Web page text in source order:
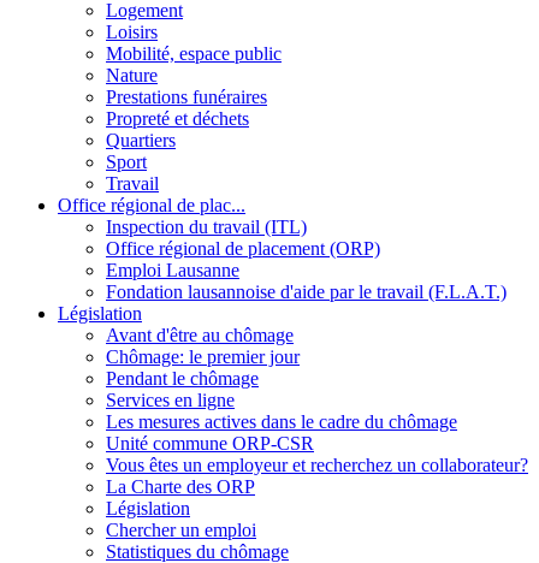
Logement
Loisirs
Mobilité, espace public
Nature
Prestations funéraires
Propreté et déchets
Quartiers
Sport
Travail
Office régional de plac...
Inspection du travail (ITL)
Office régional de placement (ORP)
Emploi Lausanne
Fondation lausannoise d'aide par le travail (F.L.A.T.)
Législation
Avant d'être au chômage
Chômage: le premier jour
Pendant le chômage
Services en ligne
Les mesures actives dans le cadre du chômage
Unité commune ORP-CSR
Vous êtes un employeur et recherchez un collaborateur?
La Charte des ORP
Législation
Chercher un emploi
Statistiques du chômage